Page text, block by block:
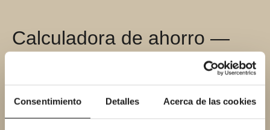
Consentimiento Detalles Acerca de las cookies
Calculadora de ahorro —
¿cuánto puedes ahorrar tú?